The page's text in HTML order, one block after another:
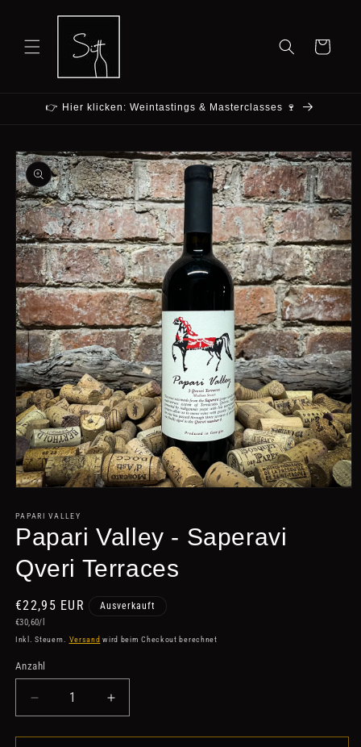
Warenkorb
👉 Hier klicken: Weintastings & Masterclasses 🍷
in
Modal
öffnen
PAPARI VALLEY
Papari Valley - Saperavi
Qveri Terraces
Normaler
Preis
€22,95 EUR
Grundpreis
€30,60/l
Ausverkauft
Inkl. Steuern. Versand wird beim Checkout berechnet
Anzahl
Anzahl
Verringere
die
Menge
Erhöhe
die
Menge